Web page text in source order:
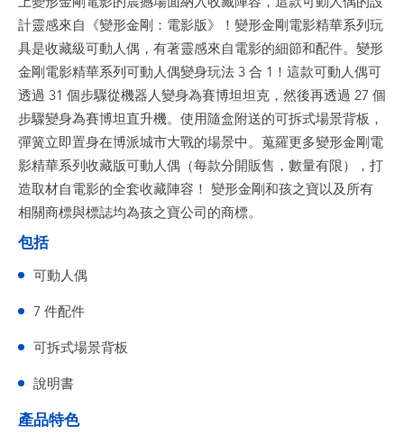
計靈感來自《變形金剛：電影版》！變形金剛電影精華系列玩
具是收藏級可動人偶，有著靈感來自電影的細節和配件。變形
金剛電影精華系列可動人偶變身玩法 3 合 1！這款可動人偶可
透過 31 個步驟從機器人變身為賽博坦坦克，然後再透過 27 個
步驟變身為賽博坦直升機。使用隨盒附送的可拆式場景背板，
彈簧立即置身在博派城市大戰的場景中。蒐羅更多變形金剛電
影精華系列收藏版可動人偶（每款分開販售，數量有限），打
造取材自電影的全套收藏陣容！ 變形金剛和孩之寶以及所有
相關商標與標誌均為孩之寶公司的商標。
包括
可動人偶
7 件配件
可拆式場景背板
說明書
產品特色